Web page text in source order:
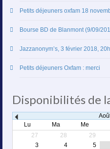
Petits déjeuners oxfam 18
Bourse BD de Blanmont (9/09/
Jazzanonym’s, 3 février 2018,
Petits déjeuners Oxfam : merci
Disponibilités de
Lu
Ma Me
27
28 29
3
4 5